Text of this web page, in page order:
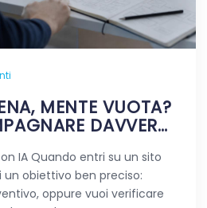
MENTE VUOTA?
DAVVERO
IA Quando entri su un sito
un obiettivo ben preciso:
oppure vuoi verificare